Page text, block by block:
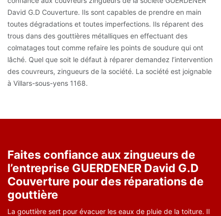
David G.D Couverture. Ils sont capables de prendre en main
toutes dégradations et toutes imperfections. Ils réparent des
trous dans des gouttières métalliques en effectuant des
colmatages tout comme refaire les points de soudure qui ont
lâché. Quel que soit le défaut à réparer demandez l’intervention
des couvreurs, zingueurs de la société. La société est joignable
à Villars-sous-yens 1168.
Faites confiance aux zingueurs de
l’entreprise GUERDENER David G.D
Couverture pour des réparations de
gouttière
La gouttière sert pour évacuer les eaux de pluie de la toiture. Il